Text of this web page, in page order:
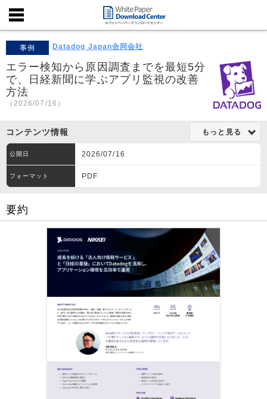
事例 Datadog Japan合同会社
エラー検知から原因調査までを最短5分
で、日経新聞に学ぶアプリ監視の改善
方法
（2026/07/16）
コンテンツ情報 もっと見る
公開日 2026/07/16
フォーマット PDF
要約